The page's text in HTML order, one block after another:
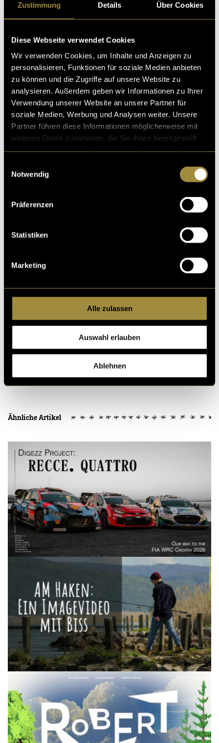
Zustimmung Details Über Cookies
Diese Webseite verwendet Cookies
Wir verwenden Cookies, um Inhalte und Anzeigen zu
personalisieren, Funktionen für soziale Medien anbieten
zu können und die Zugriffe auf unsere Website zu
analysieren. Außerdem geben wir Informationen zu Ihrer
Verwendung unserer Website an unsere Partner für
soziale Medien, Werbung und Analysen weiter. Unsere
Partner führen diese Informationen möglicherweise mit
weiteren Daten zusammen, die Sie ihnen bereitgestellt
Notwendig
Präferenzen
Statistiken
Marketing
Alle zulassen
Auswahl erlauben
Ablehnen
Neben den Aufnahmen in und um Moutier führte uns
die Reise auch durch weitere reizvolle Regionen der
Frankreich. So wurde die Produktion nicht nur zu
einer spannenden Reportage über den Rallyesport,
sondern auch zu einem kleinen Abenteuer abseits der
Rennstrecke.
(mbi)
Kritik
Ähnliche Artikel